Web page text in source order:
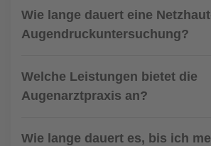
Wie lange dauert eine
Augendruckuntersuchung?
Welche Leistungen bietet die
Augenarztpraxis an?
Wie lange dauert es, bis ich